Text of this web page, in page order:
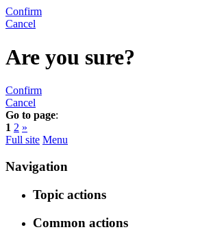
Confirm
Cancel
Are you sure?
Confirm
Cancel
Go to page:
1 2 »
Full site Menu
Navigation
Topic actions
Common actions